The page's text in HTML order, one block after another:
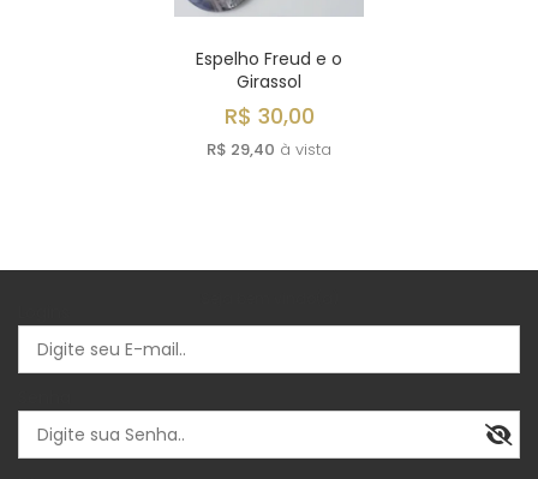
Espelho Freud e o
Girassol
R$ 30,00
R$ 29,40 à vista